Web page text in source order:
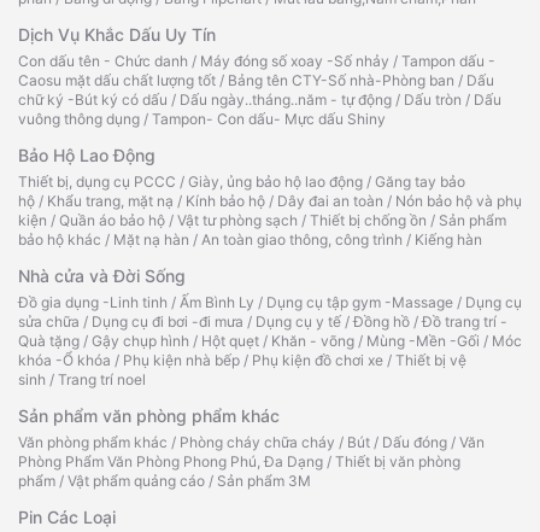
Dịch Vụ Khắc Dấu Uy Tín
Con dấu tên - Chức danh / Máy đóng số xoay -Số nhảy / Tampon dấu -
Caosu mặt dấu chất lượng tốt / Bảng tên CTY-Số nhà-Phòng ban / Dấu
chữ ký -Bút ký có dấu / Dấu ngày..tháng..năm - tự động / Dấu tròn / Dấu
vuông thông dụng / Tampon- Con dấu- Mực dấu Shiny
Bảo Hộ Lao Động
Thiết bị, dụng cụ PCCC / Giày, ủng bảo hộ lao động / Găng tay bảo
hộ / Khẩu trang, mặt nạ / Kính bảo hộ / Dây đai an toàn / Nón bảo hộ và phụ
kiện / Quần áo bảo hộ / Vật tư phòng sạch / Thiết bị chống ồn / Sản phẩm
bảo hộ khác / Mặt nạ hàn / An toàn giao thông, công trình / Kiếng hàn
Nhà cửa và Đời Sống
Đồ gia dụng -Linh tinh / Ấm Bình Ly / Dụng cụ tập gym -Massage / Dụng cụ
sửa chữa / Dụng cụ đi bơi -đi mưa / Dụng cụ y tế /Đồng hồ /Đồ trang trí -
Quà tặng / Gậy chụp hình / Hột quẹt / Khăn - võng / Mùng -Mền -Gối / Móc
khóa -Ổ khóa / Phụ kiện nhà bếp / Phụ kiện đồ chơi xe / Thiết bị vệ
sinh / Trang trí noel
Sản phẩm văn phòng phẩm khác
Văn phòng phẩm khác / Phòng cháy chữa cháy / Bút / Dấu đóng / Văn
Phòng Phẩm Văn Phòng Phong Phú, Đa Dạng / Thiết bị văn phòng
phẩm / Vật phẩm quảng cáo / Sản phẩm 3M
Pin Các Loại